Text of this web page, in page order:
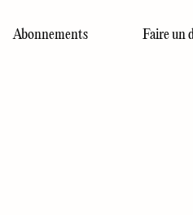
Abonnements Faire un